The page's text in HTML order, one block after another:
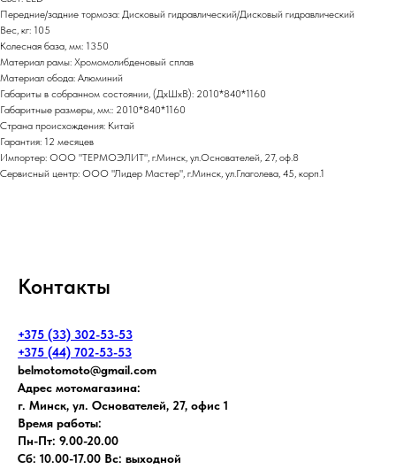
Передние/задние тормоза: Дисковый гидравлический/Дисковый гидравлический
Вес, кг: 105
Колесная база, мм: 1350
Материал рамы: Хромомолибденовый сплав
Материал обода: Алюминий
Габариты в собранном состоянии, (ДхШхВ): 2010*840*1160
Габаритные размеры, мм:: 2010*840*1160
Страна происхождения: Китай
Гарантия: 12 месяцев
Импортер: ООО "ТЕРМОЭЛИТ", г.Минск, ул.Основателей, 27, оф.8
Сервисный центр: ООО "Лидер Мастер", г.Минск, ул.Глаголева, 45, корп.1
Контакты
+375 (33) 302-53-53
+375 (44) 702-53-53
belmotomoto@gmail.com
Адрес мотомагазина:
г. Минск, ул. Основателей, 27, офис 1
Время работы:
Пн-Пт: 9.00-20.00
Сб: 10.00-17.00 Вс: выходной